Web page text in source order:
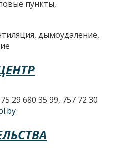
пункты,
дымоудаление,
29 680 35 99, 757 72 30